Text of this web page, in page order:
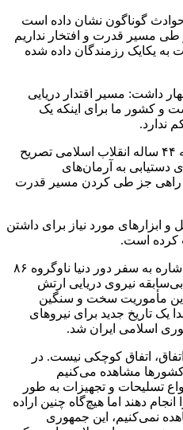
گوناگون نشان داده است
مسیر قدرت و افتخار نداریم
یکایک رزمندگان داده شده
داشت: مسیر اقتدار دریایی
و کشور ما برای اینکه یک
ندارد.
سرلشکر باقری با ‌اشاره به تجربه ۴۴ ساله انقلاب اسلامی تصریح
برای دستیابی به آرمان‌های
راهی جز طی کردن مسیر قدرت
و ابزارهای مورد نیاز برای داشتن
کرده است.
رئیس‌ستاد کل نیروهای مسلح با ‌اشاره به سفر دور دنیا ناوگروه ۸۶
نیروی دریایی ارتش
این مأموریت سخت و سنگین
یک تاریخ جدید برای نیروهای
اسلامی ایران شد.
اتفاق کوچکی نیست. در
مشاهده می‌کنیم
تسلیحات و تجهیزات به طور
دهند اما هیچ‌گاه چنین اراده
نمی‌کنیم، این جمهوری